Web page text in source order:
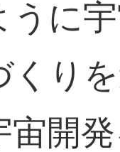
に
くり
開